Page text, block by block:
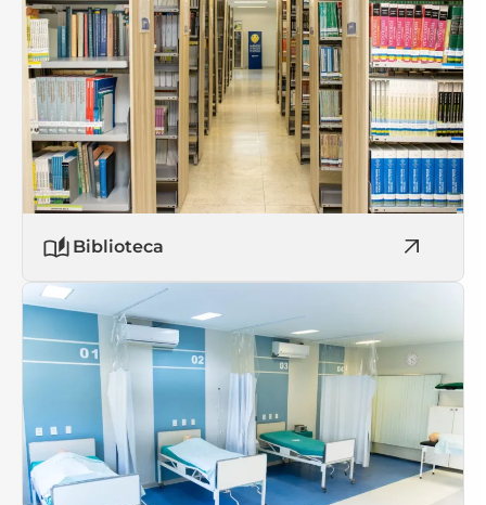
Biblioteca